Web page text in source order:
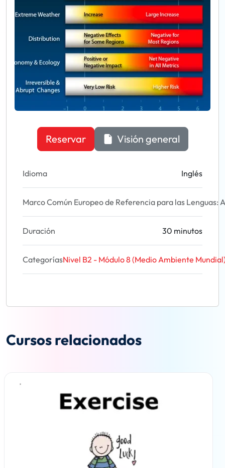
Reservar Visión general
Idioma Inglés
Marco Común Europeo de Referencia para las Lenguas:
Duración 30 minutos
CategoríasNivel B2 - Módulo 8 (Medio Ambiente
Cursos relacionados